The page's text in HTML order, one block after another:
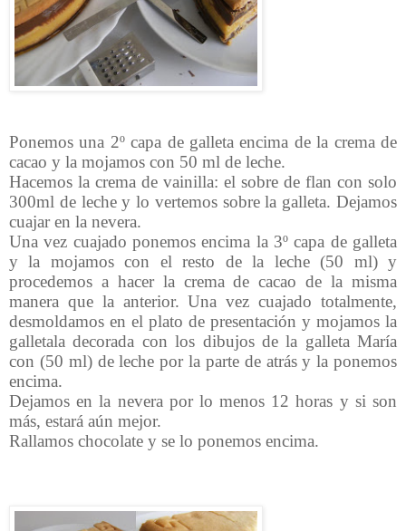
Ponemos una 2º capa de galleta encima de la crema de
cacao y la mojamos con 50 ml de leche.
Hacemos la crema de vainilla: el sobre de flan con solo
300ml de leche y lo vertemos sobre la galleta. Dejamos
cuajar en la nevera.
Una vez cuajado ponemos encima la 3º capa de galleta
y la mojamos con el resto de la leche (50 ml) y
procedemos a hacer la crema de cacao de la misma
manera que la anterior. Una vez cuajado totalmente,
desmoldamos en el plato de presentación y mojamos la
galletala decorada con los dibujos de la galleta María
con (50 ml) de leche por la parte de atrás y la ponemos
encima.
Dejamos en la nevera por lo menos 12 horas y si son
más, estará aún mejor.
Rallamos chocolate y se lo ponemos encima.